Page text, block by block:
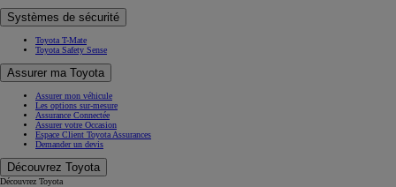
Systèmes de sécurité
Toyota T-Mate
Toyota Safety Sense
Assurer ma Toyota
Assurer mon véhicule
Les options sur-mesure
Assurance Connectée
Assurer votre Occasion
Espace Client Toyota Assurances
Demander un devis
Découvrez Toyota
Découvrez Toyota